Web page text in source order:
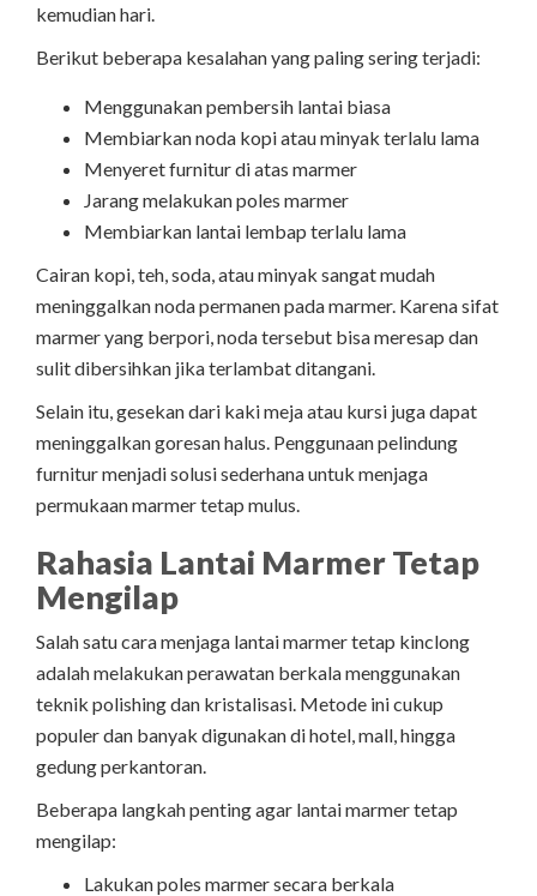
kemudian hari.
Berikut beberapa kesalahan yang paling sering terjadi:
Menggunakan pembersih lantai biasa
Membiarkan noda kopi atau minyak terlalu lama
Menyeret furnitur di atas marmer
Jarang melakukan poles marmer
Membiarkan lantai lembap terlalu lama
Cairan kopi, teh, soda, atau minyak sangat mudah
meninggalkan noda permanen pada marmer. Karena sifat
marmer yang berpori, noda tersebut bisa meresap dan
sulit dibersihkan jika terlambat ditangani.
Selain itu, gesekan dari kaki meja atau kursi juga dapat
meninggalkan goresan halus. Penggunaan pelindung
furnitur menjadi solusi sederhana untuk menjaga
permukaan marmer tetap mulus.
Rahasia Lantai Marmer Tetap
Mengilap
Salah satu cara menjaga lantai marmer tetap kinclong
adalah melakukan perawatan berkala menggunakan
teknik polishing dan kristalisasi. Metode ini cukup
populer dan banyak digunakan di hotel, mall, hingga
gedung perkantoran.
Beberapa langkah penting agar lantai marmer tetap
mengilap:
Lakukan poles marmer secara berkala